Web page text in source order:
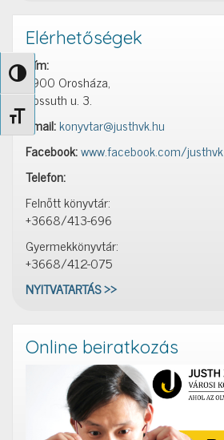
Nagy kontraszt váltása
Betűméret váltása
Elérhetőségek
Cím:
5900 Orosháza,
Kossuth u. 3.
Email:konyvtar@justhvk.hu
Facebook:www.facebook.com/justhvk
Telefon:
Felnőtt könyvtár:
+3668/413-696
Gyermekkönyvtár:
+3668/412-075
NYITVATARTÁS >>
Online beiratkozás